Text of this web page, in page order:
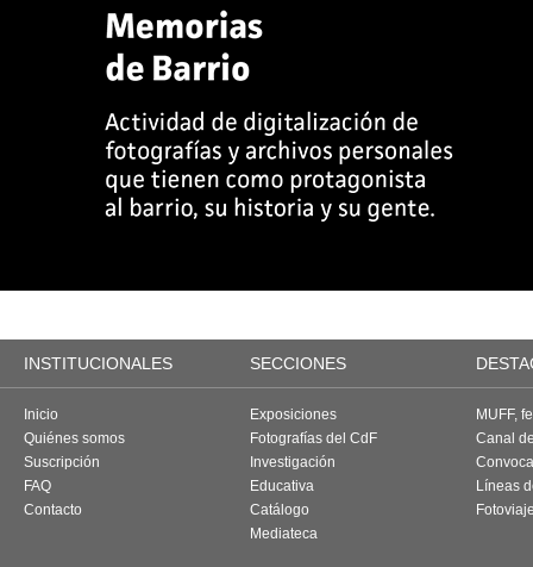
INSTITUCIONALES SECCIONES
Inicio
Quiénes somos
Suscripción
FAQ
Contacto
Exposiciones
Fotografías del CdF
Investigación
Educativa
Catálogo
Mediateca
MUFF,
Canal
Líneas